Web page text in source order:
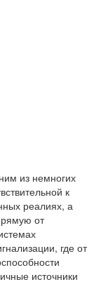
из немногих
к
реалиях, а
от
где от
источники